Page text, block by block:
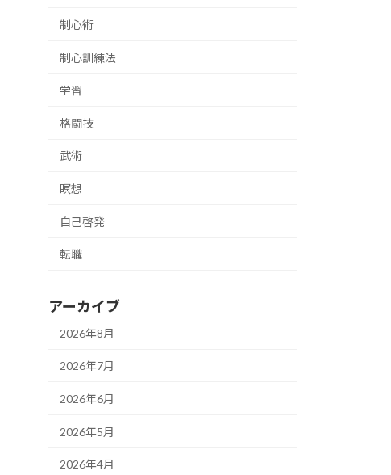
制心術
制心訓練法
学習
格闘技
武術
瞑想
自己啓発
転職
アーカイブ
2026年8月
2026年7月
2026年6月
2026年5月
2026年4月